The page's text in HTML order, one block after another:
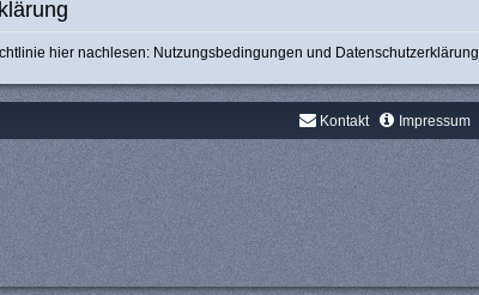
hier nachlesen: Nutzungsbedingungen und Datenschutzerklärung
Impressum
Kontakt